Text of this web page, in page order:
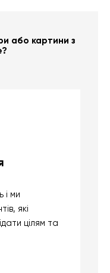
або картини з
і ми
які
цілям та